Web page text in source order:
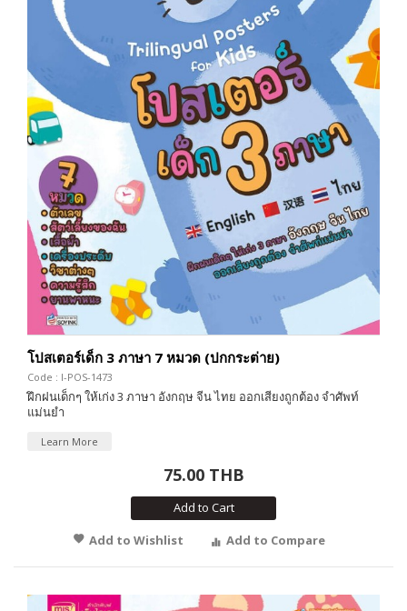
โปสเตอร์เด็ก 3 ภาษา 7 หมวด (ปกกระต่าย)
Code : I-POS-1473
ฝึกฝนเด็กๆ ให้เก่ง 3 ภาษา อังกฤษ จีน ไทย ออกเสียงถูกต้อง จำศัพท์
แม่นยำ
Learn More
75.00 THB
Add to Cart
Add to Wishlist
Add to Compare